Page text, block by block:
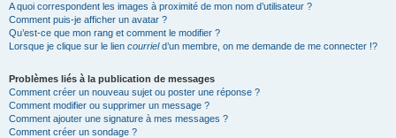
A quoi correspondent les images à proximité de mon nom d’utilisateur ?
Comment puis-je afficher un avatar ?
Qu’est-ce que mon rang et comment le modifier ?
Lorsque je clique sur le lien courrield’un membre, on me demande de me connecter !?
Problèmes liés à la publication de messages
Comment créer un nouveau sujet ou poster une réponse ?
Comment modifier ou supprimer un message ?
Comment ajouter une signature à mes messages ?
Comment créer un sondage ?